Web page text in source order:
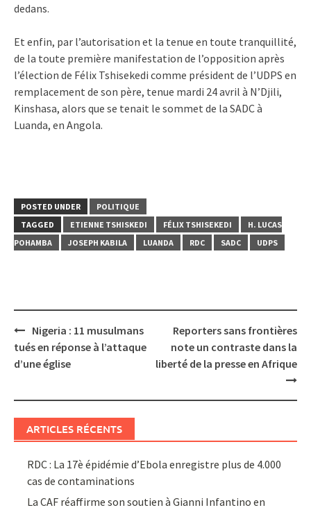
dedans.
Et enfin, par l’autorisation et la tenue en toute tranquillité,
de la toute première manifestation de l’opposition après
l’élection de Félix Tshisekedi comme président de l’UDPS en
remplacement de son père, tenue mardi 24 avril à N’Djili,
Kinshasa, alors que se tenait le sommet de la SADC à
Luanda, en Angola.
POSTED UNDER
POLITIQUE
TAGGED
ETIENNE TSHISKEDI FÉLIX TSHISEKEDI
H. LUCAS
POHAMBA
JOSEPH KABILA LUANDA RDC SADC UDPS
Post
navigation
Nigeria : 11 musulmans
tués en réponse à l’attaque
d’une église
Reporters sans frontières
note un contraste dans la
liberté de la presse en Afrique
ARTICLES RÉCENTS
RDC : La 17è épidémie d’Ebola enregistre plus de 4.000
cas de contaminations
La CAF réaffirme son soutien à Gianni Infantino en